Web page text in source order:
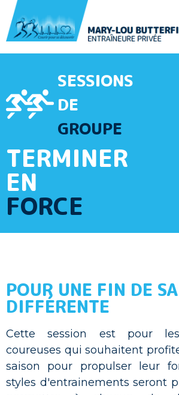
SESSIONS
DE
GROUPE
TERMINER
EN
FORCE
POUR UNE FIN DE
DIFFÉRENTE
Cette session est pour
coureuses qui souhaitent
saison pour propulser leur
styles d'entrainements seront